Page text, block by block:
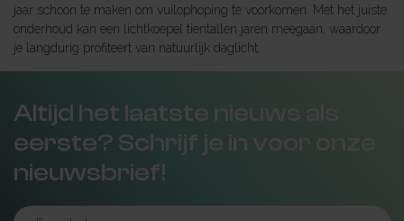
jaar schoon te maken om vuilophoping te voorkomen. Met het juiste
onderhoud kan een lichtkoepel tientallen jaren meegaan, waardoor
je langdurig profiteert van natuurlijk daglicht.
Altijd het laatste nieuws als
eerste? Schrijf je in voor onze
nieuwsbrief!